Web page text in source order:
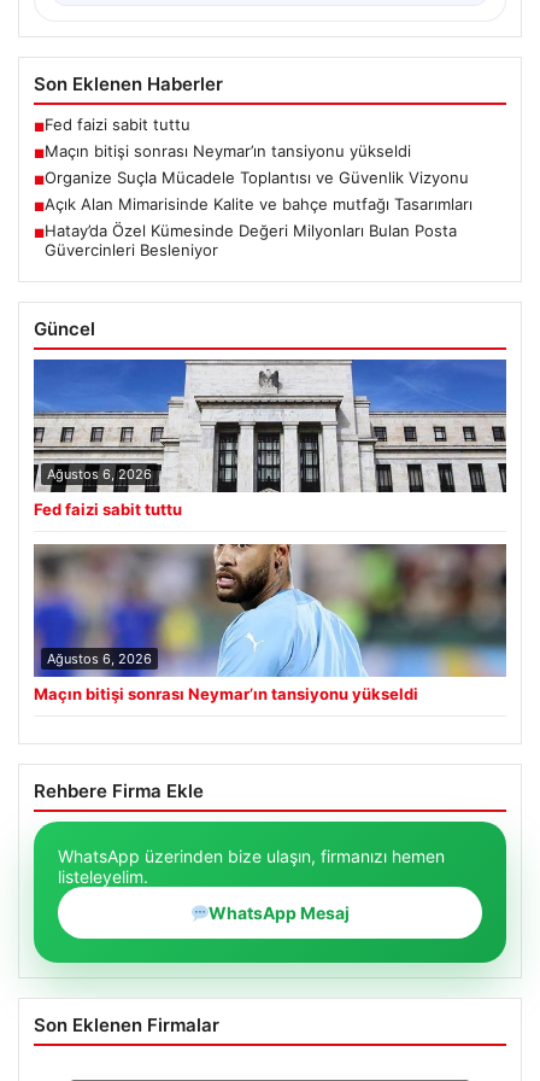
Son Eklenen Haberler
■Fed faizi sabit tuttu
■Maçın bitişi sonrası Neymar’ın tansiyonu yükseldi
■Organize Suçla Mücadele Toplantısı ve Güvenlik Vizyonu
■Açık Alan Mimarisinde Kalite ve bahçe mutfağı Tasarımları
■Hatay’da Özel Kümesinde Değeri Milyonları Bulan Posta
Güvercinleri Besleniyor
Güncel
Ağustos 6, 2026
Fed faizi sabit tuttu
Ağustos 6, 2026
Maçın bitişi sonrası Neymar’ın tansiyonu yükseldi
Rehbere Firma Ekle
WhatsApp üzerinden bize ulaşın, firmanızı hemen
listeleyelim.
WhatsApp Mesaj
Son Eklenen Firmalar